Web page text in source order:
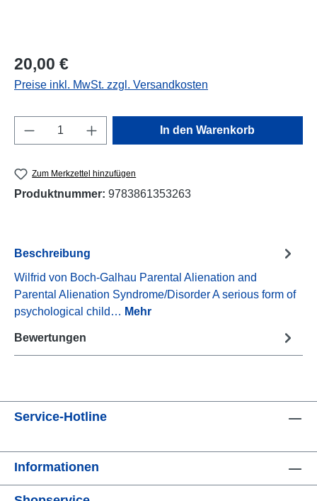
Regulärer Preis:
20,00 €
Preise inkl. MwSt. zzgl. Versandkosten
Produkt Anzahl: Gib den gewünschten
In den Warenkorb
Zum Merkzettel hinzufügen
Produktnummer: 9783861353263
Beschreibung
Wilfrid von Boch-Galhau Parental Alienation and
Parental Alienation Syndrome/Disorder A serious form of
psychological child… Mehr
Bewertungen
Service-Hotline
Informationen